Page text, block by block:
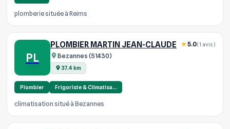
plomberie située à Reims
PL
PLOMBIER MARTIN JEAN-CLAUDE
Bezannes (51430)
37.4 km
5.0(1 avis)
Plombier Frigoriste & Climatisa…
climatisation situé à Bezannes